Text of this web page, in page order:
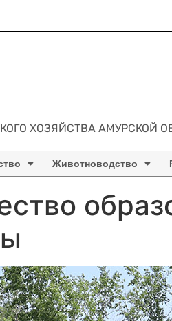
ХОЗЯЙСТВА АМУРСКОЙ
Животноводство